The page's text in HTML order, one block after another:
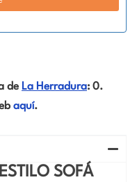
de La Herradura: 0.
aquí.
SOFÁ